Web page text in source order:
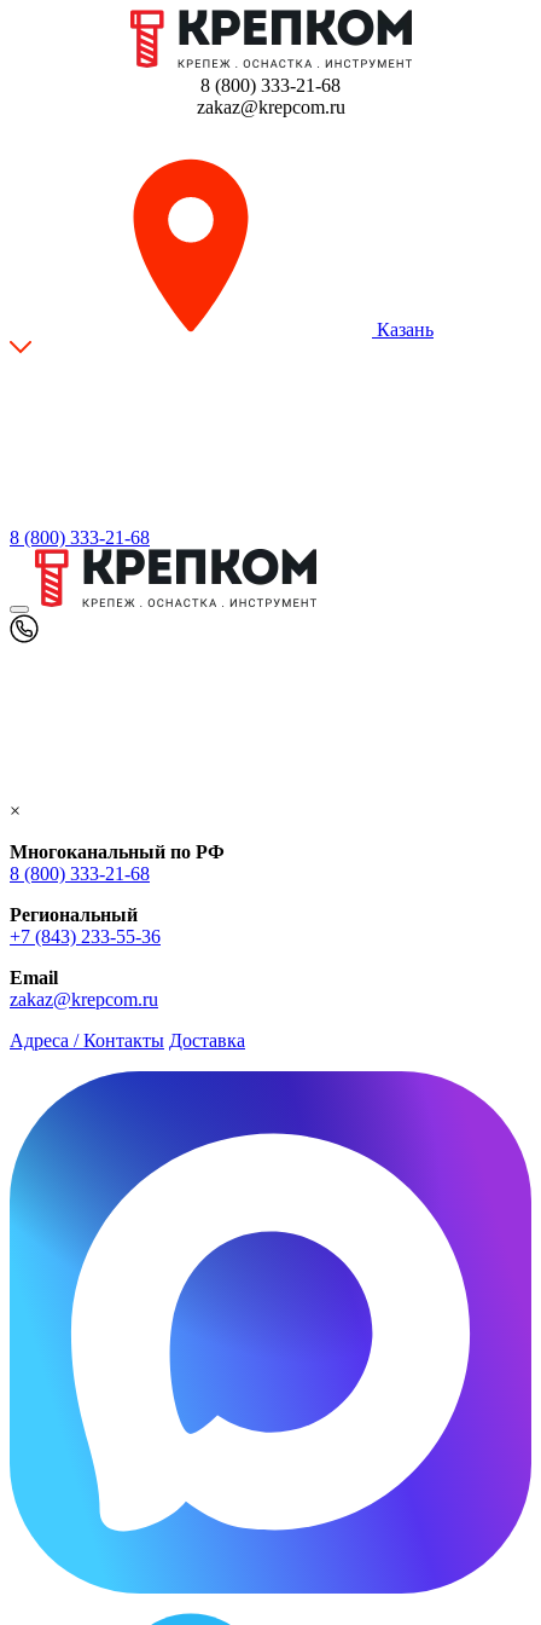
8 (800) 333-21-68
zakaz@krepcom.ru
Казань
8 (800) 333-21-68
×
Многоканальный по РФ
8 (800) 333‑21-68
Региональный
+7 (843) 233-55-36
Email
zakaz@krepcom.ru
Адреса / Контакты Доставка